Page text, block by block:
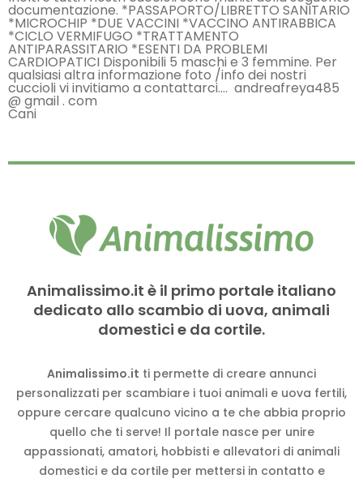
documentazione. *PASSAPORTO/LIBRETTO SANITARIO
*MICROCHIP *DUE VACCINI *VACCINO ANTIRABBICA
*CICLO VERMIFUGO *TRATTAMENTO
ANTIPARASSITARIO *ESENTI DA PROBLEMI
CARDIOPATICI Disponibili 5 maschi e 3 femmine. Per
qualsiasi altra informazione foto /info dei nostri
cuccioli vi invitiamo a contattarci…. andreafreya485
@ gmail . com
Cani
Animalissimo.it è il primo portale italiano
dedicato allo scambio di uova, animali
domestici e da cortile.
Animalissimo.it ti permette di creare annunci
personalizzati per scambiare i tuoi animali e uova fertili,
oppure cercare qualcuno vicino a te che abbia proprio
quello che ti serve! Il portale nasce per unire
appassionati, amatori, hobbisti e allevatori di animali
domestici e da cortile per mettersi in contatto e